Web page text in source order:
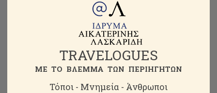
TRAVELOGUES
ME TO BΛΕΜΜΑ ΤΩΝ ΠΕΡΙΗΓΗΤΩΝ
Τόποι - Μνημεία - Άνθρωποι